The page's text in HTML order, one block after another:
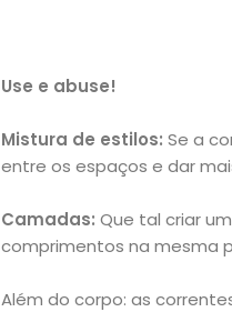
e
Decoração
Exclusiva
Homem
Use e abuse!
Mistura de estilos: Se a
entre os espaços e dar
Camadas: Que tal criar
comprimentos na mesma
Além do corpo: as